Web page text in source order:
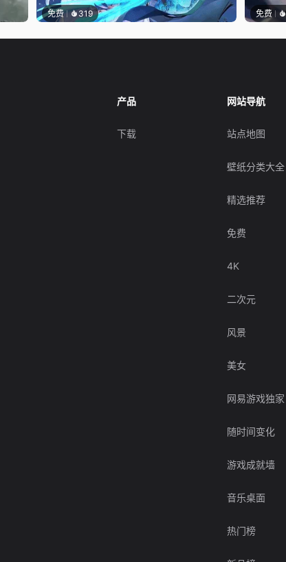
免费 319 免费
产品
下载
网站导航
站点地图
壁纸分类大全
精选推荐
免费
4K
二次元
风景
美女
网易游戏独家
随时间变化
游戏成就墙
音乐桌面
热门榜